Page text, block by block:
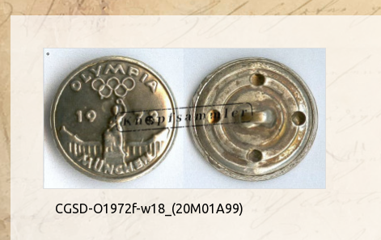
CGSD-O1972f-w18_(20M01A99)